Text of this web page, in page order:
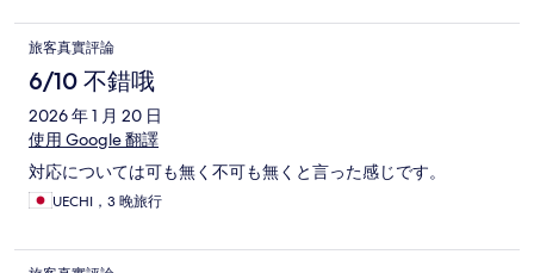
旅客真實評論
6/10 不錯哦
2026 年 1 月 20 日
使用 Google 翻譯
対応については可も無く不可も無くと言った感じです。
UECHI，3 晚旅行